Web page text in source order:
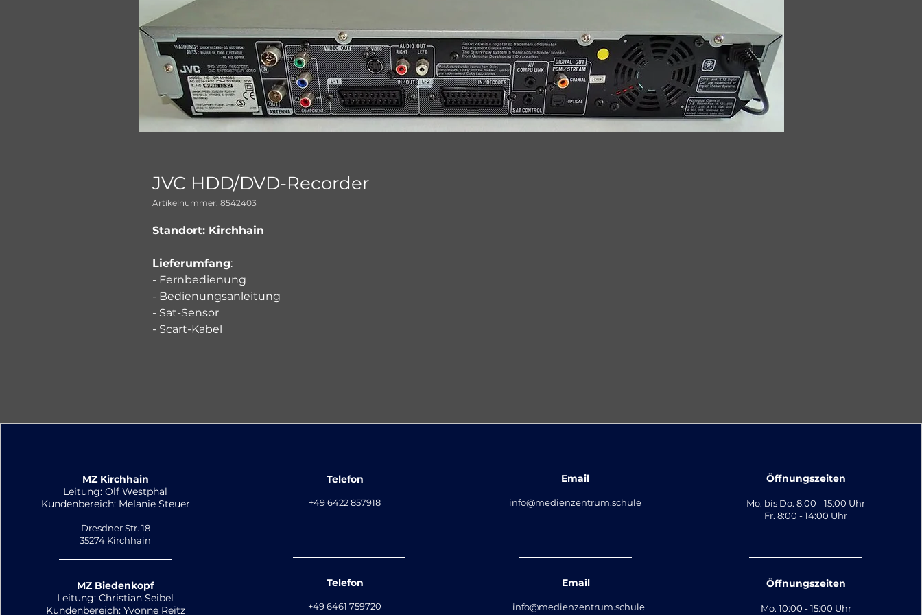
JVC HDD/DVD-Recorder
Artikelnummer: 8542403
Standort: Kirchhain
Lieferumfang:
- Fernbedienung
- Bedienungsanleitung
- Sat-Sensor
- Scart-Kabel
MZ Kirchhain
Leitung: Olf Westphal
Kundenbereich: Melanie Steuer
Dresdner Str. 18
35274 Kirchhain
MZ Biedenkopf
Leitung: Christian Seibel
Kundenbereich: Yvonne Reitz
Telefon
+49 6422 857918
Telefon
+49 6461 759720
Email
info@medienzentrum.schule
Email
info@medienzentrum.schule
Öffnungszeiten
Mo. bis Do. 8:00 - 15:00 Uhr
Fr. 8:00 - 14:00 Uhr
Öffnungszeiten
Mo. 10:00 - 15:00 Uhr